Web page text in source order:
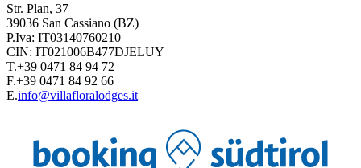
Str. Plan, 37
39036 San Cassiano (BZ)
P.Iva: IT03140760210
CIN: IT021006B477DJELUY
T.+39 0471 84 94 72
F.+39 0471 84 92 66
E.info@villafloralodges.it